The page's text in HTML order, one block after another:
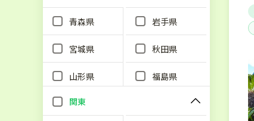
青森県 岩手県
宮城県 秋田県
山形県 福島県
関東